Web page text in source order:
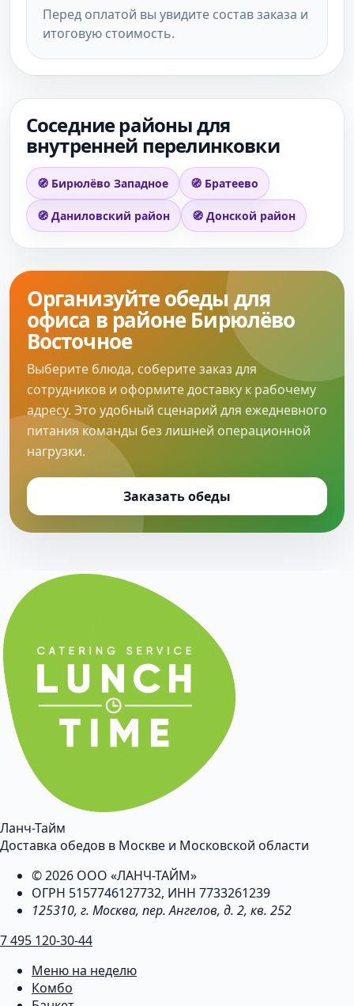
Перед оплатой вы увидите состав заказа и
итоговую стоимость.
Соседние районы для
внутренней перелинковки
🧭 Бирюлёво Западное 🧭 Братеево
🧭 Даниловский район 🧭 Донской район
Организуйте обеды для
офиса в районе Бирюлёво
Восточное
Выберите блюда, соберите заказ для
сотрудников и оформите доставку к рабочему
адресу. Это удобный сценарий для ежедневного
питания команды без лишней операционной
нагрузки.
Заказать обеды
Ланч-Тайм
Доставка обедов в Москве и Московской области
© 2026 ООО «ЛАНЧ-ТАЙМ»
ОГРН 5157746127732, ИНН 7733261239
125310, г. Москва, пер. Ангелов, д. 2, кв. 252
7 495 120-30-44
Меню на неделю
Комбо